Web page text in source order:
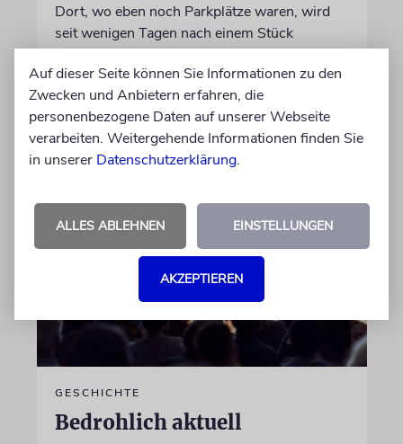
Dort, wo eben noch Parkplätze waren, wird
seit wenigen Tagen nach einem Stück
jüdischer Geschichte gegraben. Erst mit dem
Bagger, dann von Hand
von Katrin Richter
05.08.2026
GESCHICHTE
Bedrohlich aktuell
Auf dieser Seite können Sie Informationen zu den
Zwecken und Anbietern erfahren, die
personenbezogene Daten auf unserer Webseite
verarbeiten. Weitergehende Informationen finden Sie
in unserer Datenschutzerklärung.
ALLES ABLEHNEN EINSTELLUNGEN
AKZEPTIEREN